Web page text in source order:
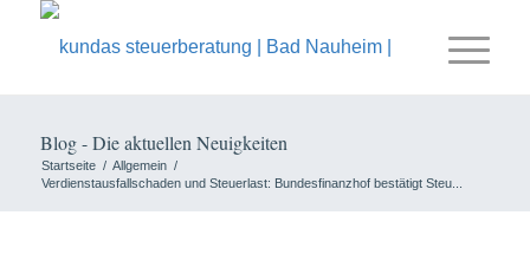
Blog - Die aktuellen Neuigkeiten
Startseite / Allgemein /
Verdienstausfallschaden und Steuerlast: Bundesfinanzhof bestätigt Steu...